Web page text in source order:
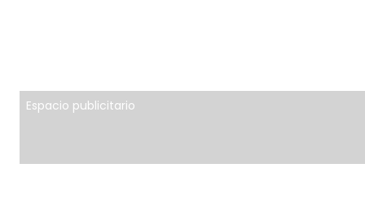
Espacio publicitario